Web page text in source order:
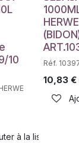
10
à la liste de
HERWE
Réf.
10,83€